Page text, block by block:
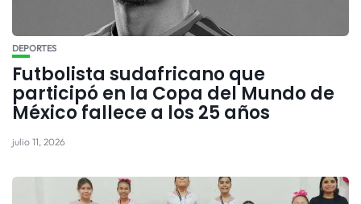
DEPORTES
Futbolista sudafricano que
participó en la Copa del Mundo de
México fallece a los 25 años
julio 11, 2026